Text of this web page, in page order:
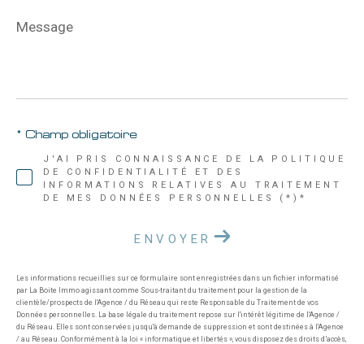
Message
*
J'AI PRIS CONNAISSANCE DE LA POLITIQUE
DE CONFIDENTIALITÉ ET DES
INFORMATIONS RELATIVES AU TRAITEMENT
DE MES DONNÉES PERSONNELLES (*)*
* Champ obligatoire
ENVOYER
Les informations recueillies sur ce formulaire sont enregistrées dans un fichier informatisé
par La Boite Immo agissant comme Sous-traitant du traitement pour la gestion de la
clientèle/prospects de l'Agence / du Réseau qui reste Responsable du Traitement de vos
Données personnelles. La base légale du traitement repose sur l'intérêt légitime de l'Agence /
du Réseau. Elles sont conservées jusqu'à demande de suppression et sont destinées à l'Agence
/ au Réseau. Conformément à la loi « informatique et libertés », vous disposez des droits d’accès,